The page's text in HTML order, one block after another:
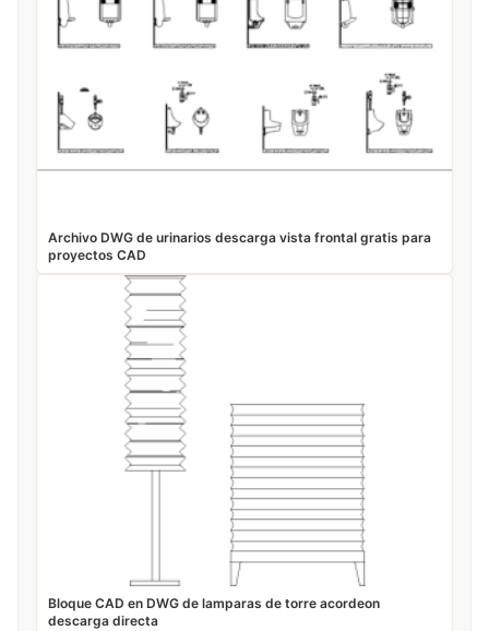
Archivo DWG de urinarios descarga vista frontal gratis para
proyectos CAD
Bloque CAD en DWG de lamparas de torre acordeon
descarga directa